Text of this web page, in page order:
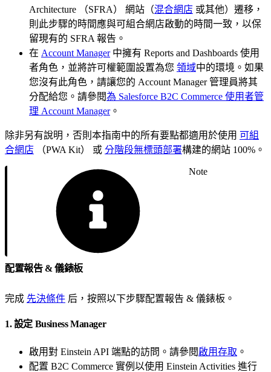
Architecture （SFRA） 網站（混合網店 或其他）遷移，
則此步驟的時間應與可組合網店啟動的時間一致，以保
留現有的 SFRA 報告。
在 Account Manager中擁有 Reports and Dashboards 使用
者角色，並將許可權範圍設置為您 領域中的環境。如果
您沒有此角色，請讓您的 Account Manager 管理員將其
分配給您。請參閱為 Salesforce B2C Commerce 使用者管
理 Account Manager。
除非另有說明，否則本指南中的所有要點都適用於使用 可組
合網店 （PWA Kit） 或 分階段無標頭部署構建的網站 100%。
Note
配置報告 & 儀錶板
完成 先決條件 后，按照以下步驟配置報告 & 儀錶板。
1. 設定 Business Manager
啟用對 Einstein API 端點的訪問。請參閱啟用存取 。
配置 B2C Commerce 實例以使用 Einstein Activities 進行